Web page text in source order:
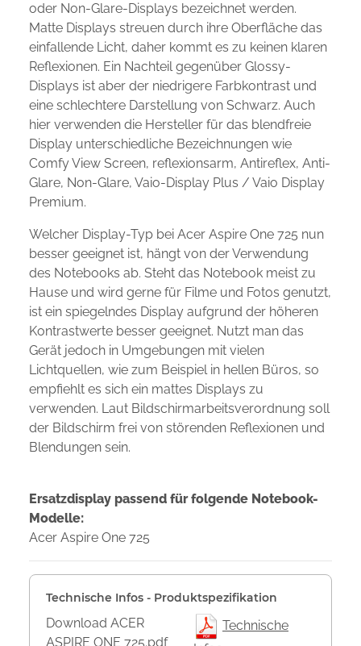
oder Non-Glare-Displays bezeichnet werden.
Matte Displays streuen durch ihre Oberfläche das
einfallende Licht, daher kommt es zu keinen klaren
Reflexionen. Ein Nachteil gegenüber Glossy-
Displays ist aber der niedrigere Farbkontrast und
eine schlechtere Darstellung von Schwarz. Auch
hier verwenden die Hersteller für das blendfreie
Display unterschiedliche Bezeichnungen wie
Comfy View Screen, reflexionsarm, Antireflex, Anti-
Glare, Non-Glare, Vaio-Display Plus / Vaio Display
Premium.
Welcher Display-Typ bei Acer Aspire One 725 nun
besser geeignet ist, hängt von der Verwendung
des Notebooks ab. Steht das Notebook meist zu
Hause und wird gerne für Filme und Fotos genutzt,
ist ein spiegelndes Display aufgrund der höheren
Kontrastwerte besser geeignet. Nutzt man das
Gerät jedoch in Umgebungen mit vielen
Lichtquellen, wie zum Beispiel in hellen Büros, so
empfiehlt es sich ein mattes Displays zu
verwenden. Laut Bildschirmarbeitsverordnung soll
der Bildschirm frei von störenden Reflexionen und
Blendungen sein.
Ersatzdisplay passend für folgende Notebook-
Modelle:
Acer Aspire One 725
Technische Infos - Produktspezifikation
Download ACER
ASPIRE ONE 725.pdf
Technische